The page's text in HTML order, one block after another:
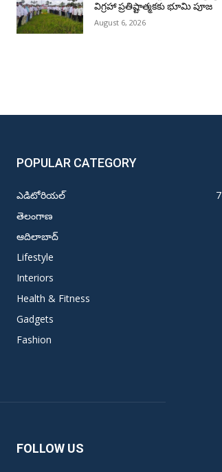
విగ్రహా ప్రతిష్టాత్మకకు భూమి పూజ
August 6, 2026
POPULAR CATEGORY
ఎడిటోరియల్
తెలంగాణ
ఆదిలాబాద్
Lifestyle
Interiors
Health & Fitness
Gadgets
Fashion
FOLLOW US